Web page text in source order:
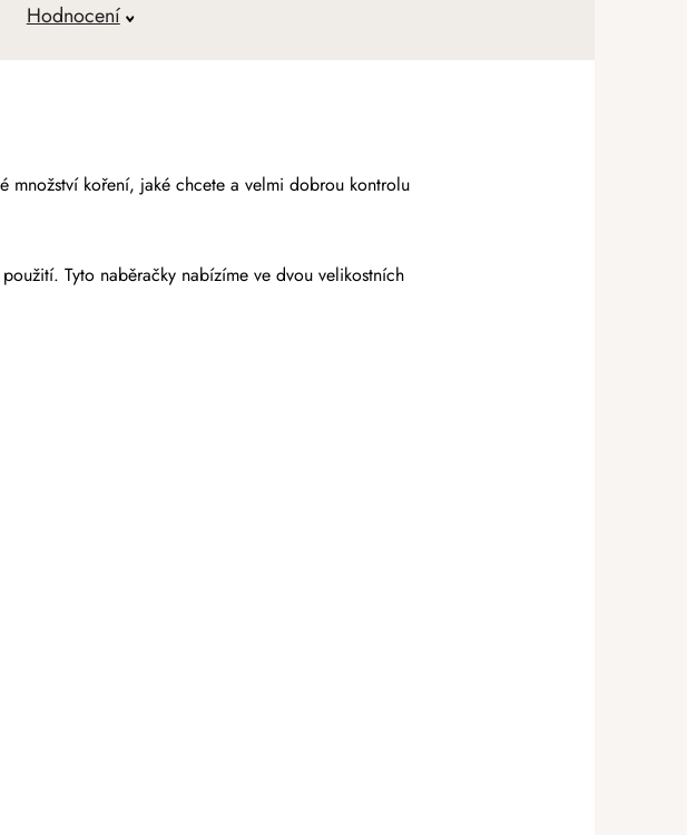
Hodnocení
množství koření, jaké chcete a velmi dobrou kontrolu
Tyto naběračky nabízíme ve dvou velikostních